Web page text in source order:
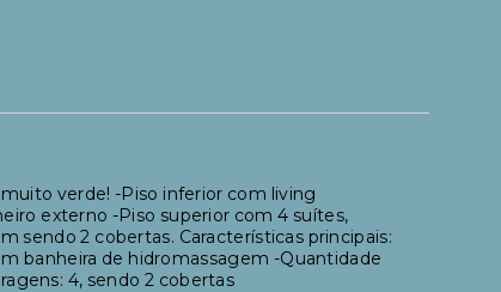
verde! -Piso inferior com living
externo -Piso superior com 4 suítes,
sendo 2 cobertas. Características principais:
banheira de hidromassagem -⁠Quantidade
4, sendo 2 cobertas